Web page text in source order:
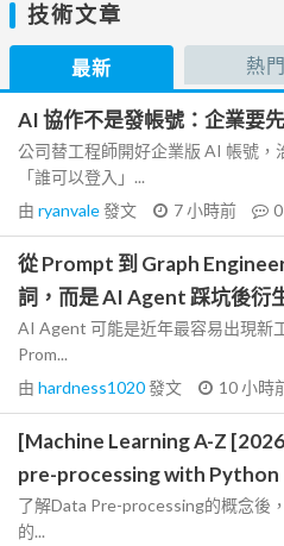
技術文章
最新 熱門
AI 協作不是發帳號：企業要
公司替工程師開好企業版 AI 帳號，
「誰可以登入」...
由 ryanvale發文 7 小時前 0
從 Prompt 到 Graph
詞，而是 AI Agent 踩坑後衍
AI Agent 可能是近年最容易出現新
Prom...
由 hardness1020發文 10 小時
[Machine Learning A-Z
pre-processing with Python
了解Data Pre-processing的概念後
的...